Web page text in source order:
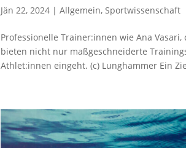
Jän 22, 2024 |Allgemein, Sportwissenschaft
Professionelle Trainer:innen wie Ana
bieten nicht nur maßgeschneiderte
Athlet:innen eingeht. (c) Lunghammer Ein